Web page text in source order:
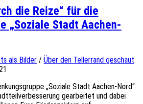
die Reize“ für die
„Soziale Stadt Aachen-
als Bilder / Über den Tellerrand geschaut
„Soziale Stadt Aachen-Nord“
gearbeitet und dabei